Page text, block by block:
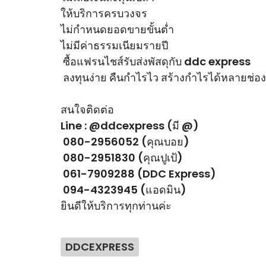
ให้บริการครบวงจร
ไม่กำหนดยอดขายขั้นต่ำ
ไม่มีค่าธรรมเนียมรายปี
ซื้อแฟรนไชส์รับส่งพัสดุกับ ddc express
ลงทุนง่าย คืนกำไรไว สร้างกำไรได้หลายช่อ
สนใจติดต่อ
Line : @ddcexpress (มี @)
080-2956052 (คุณบอย)
080-2951830 (คุณปูเป้)
061-7909288 (DDC Express)
094-4323945 (แอดมิน)
ยินดีให้บริการทุกท่านค่ะ
DDCEXPRESS